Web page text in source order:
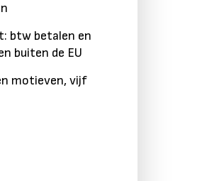
btw betalen en
buiten de EU
motieven, vijf